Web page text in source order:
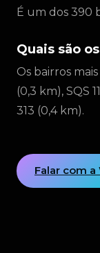
É um dos 390
Quais são
Os bairros mais
(0,3 km), SQS
313 (0,4 km).
Falar com a